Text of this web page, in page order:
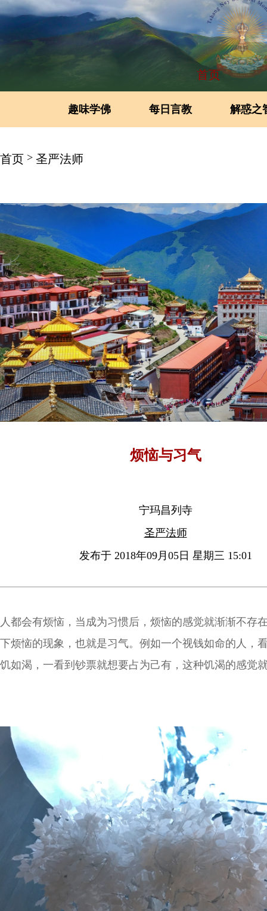
首页
趣味学佛 每日言教 解惑之
首页 > 圣严法师
烦恼与习气
宁玛昌列寺
圣严法师
发布于 2018年09月05日 星期三 15:01
人都会有烦恼，当成为习惯后，烦恼的感觉就渐渐不存
下烦恼的现象，也就是习气。例如一个视钱如命的人，
饥如渴，一看到钞票就想要占为己有，这种饥渴的感觉
气和烦恼是不太一样的。